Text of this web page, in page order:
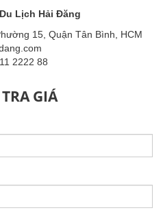
Lịch Hải Đăng
15, Quận Tân Bình, HCM
2222 88
GIÁ